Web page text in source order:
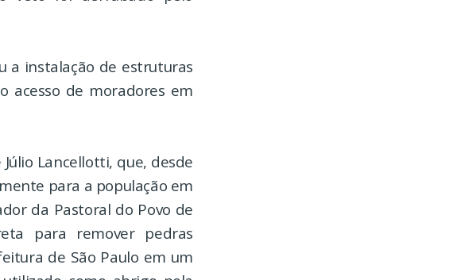
a instalação de estruturas
acesso de moradores em
Lancellotti, que, desde
para a população em
da Pastoral do Povo de
para remover pedras
de São Paulo em um